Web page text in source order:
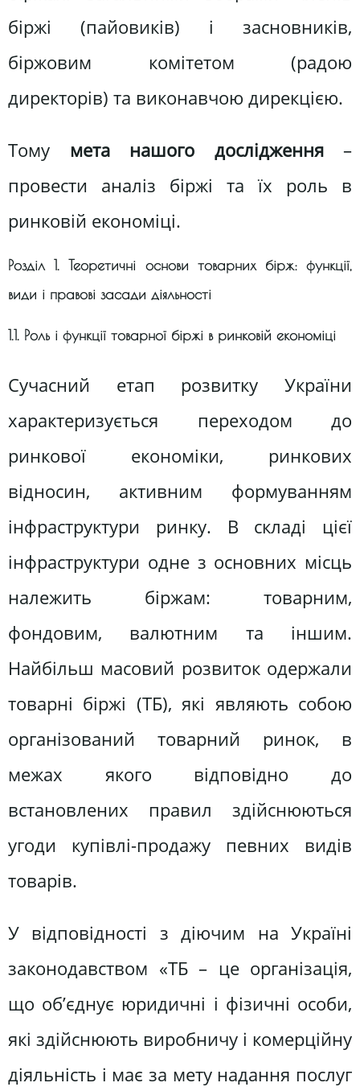
біржі (пайовиків) і засновників,
біржовим комітетом (радою
директорів) та виконавчою дирекцією.
Тому мета нашого дослідження–
провести аналіз біржі та їх роль в
ринковій економіці.
Розділ 1. Теоретичні основи товарних бірж: функції,
види і правові засади діяльності
1.1. Роль і функції товарної біржі в ринковій економіці
Сучасний етап розвитку України
характеризується переходом до
ринкової економіки, ринкових
відносин, активним формуванням
інфраструктури ринку. В складі цієї
інфраструктури одне з основних місць
належить біржам: товарним,
фондовим, валютним та іншим.
Найбільш масовий розвиток одержали
товарні біржі (ТБ), які являють собою
організований товарний ринок, в
межах якого відповідно до
встановлених правил здійснюються
угоди купівлі-продажу певних видів
товарів.
У відповідності з діючим на Україні
законодавством «ТБ – це організація,
що об’єднує юридичні і фізичні особи,
які здійснюють виробничу і комерційну
діяльність і має за мету надання послуг